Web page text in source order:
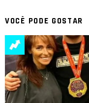
VOCÊ PODE GOSTAR